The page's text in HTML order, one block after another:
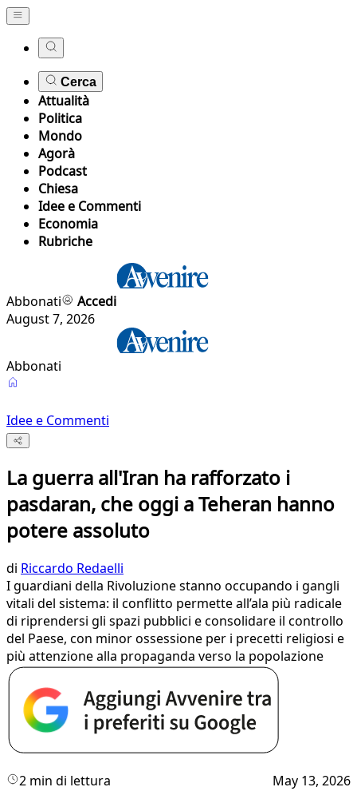
Cerca
Attualità
Politica
Mondo
Agorà
Podcast
Chiesa
Idee e Commenti
Economia
Rubriche
Abbonati
Accedi
August 7, 2026
Abbonati
Idee e Commenti
La guerra all'Iran ha rafforzato i
pasdaran, che oggi a Teheran hanno
potere assoluto
di Riccardo Redaelli
I guardiani della Rivoluzione stanno occupando i gangli
vitali del sistema: il conflitto permette all’ala più radicale
di riprendersi gli spazi pubblici e consolidare il controllo
del Paese, con minor ossessione per i precetti religiosi e
più attenzione alla propaganda verso la popolazione
2 min di lettura May 13, 2026